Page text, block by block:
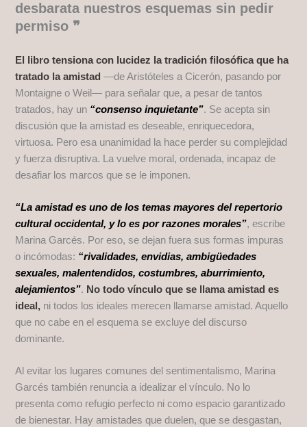
desbarata nuestros esquemas sin pedir
permiso ❞
El libro tensiona con lucidez la tradición filosófica que ha
tratado la amistad —de Aristóteles a Cicerón, pasando por
Montaigne o Weil— para señalar que, a pesar de tantos
tratados, hay un “consenso inquietante”. Se acepta sin
discusión que la amistad es deseable, enriquecedora,
virtuosa. Pero esa unanimidad la hace perder su complejidad
y fuerza disruptiva. La vuelve moral, ordenada, incapaz de
desafiar los marcos que se le imponen.
“La amistad es uno de los temas mayores del repertorio
cultural occidental, y lo es por razones morales”, escribe
Marina Garcés. Por eso, se dejan fuera sus formas impuras
o incómodas: “rivalidades, envidias, ambigüedades
sexuales, malentendidos, costumbres, aburrimiento,
alejamientos”. No todo vínculo que se llama amistad es
ideal, ni todos los ideales merecen llamarse amistad. Aquello
que no cabe en el esquema se excluye del discurso
dominante.
Al evitar los lugares comunes del sentimentalismo, Marina
Garcés también renuncia a idealizar el vínculo. No lo
presenta como refugio perfecto ni como espacio garantizado
de bienestar. Hay amistades que duelen, que se desgastan,